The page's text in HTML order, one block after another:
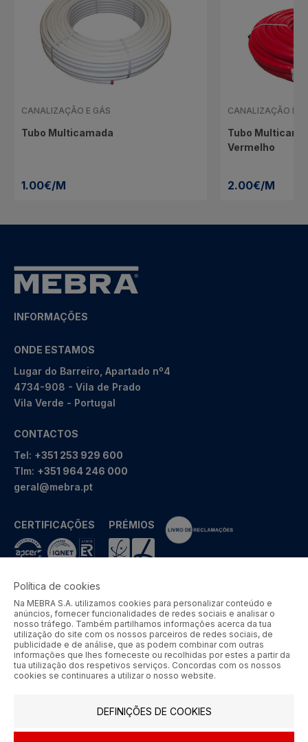
CANALIZAÇÃO E GÁS
Tubo Multicamada
1.00€/M
CANALIZAÇÃO E
Tubo
Vermelho
2.00€/M
INFORMAÇÕES
ONDE ESTAMOS
Lugar do Barreiro, Apartado nº4
4734-908 - Vila de Prado
Vila Verde - Portugal
CONTACTOS
Tel: +351 253 929 600
Tlm: +351 964 246 000
geral@mebra.pt
CERTIFICAÇÕES PRÉMIOS
MEBRA - Comércio por Grosso de Metais e Acessórios de Braga
S.A. © 2026 Todos os direitos reservados.
Aos preços apresentados acresce IVA à taxa em vigor.
SIGA-NOS
Política de cookies
Na MEBRA S.A. utilizamos cookies para personalizar conteúdo e
anúncios, fornecer funcionalidades de redes sociais e analisar o
nosso tráfego. Também partilhamos informações acerca da tua
utilização do site com os nossos parceiros de redes sociais, de
publicidade e de análise, que as podem combinar com outras
informações que lhes forneceste ou recolhidas por estes a partir da
tua utilização dos respetivos serviços. Concordas com os nossos
cookies se continuares a utilizar o nosso website.
DEFINIÇÕES DE COOKIES